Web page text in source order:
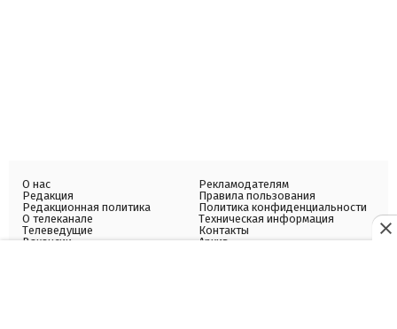
О нас
Редакция
Редакционная политика
О телеканале
Телеведущие
Вакансии
Рекламодателям
Правила пользования
Политика конфиденциальности
Техническая информация
Контакты
Архив